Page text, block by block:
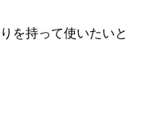
を持って使いたいと